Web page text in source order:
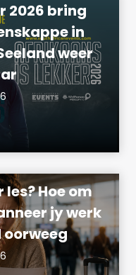
2026 bring
in
weer
Hoe om
jy werk